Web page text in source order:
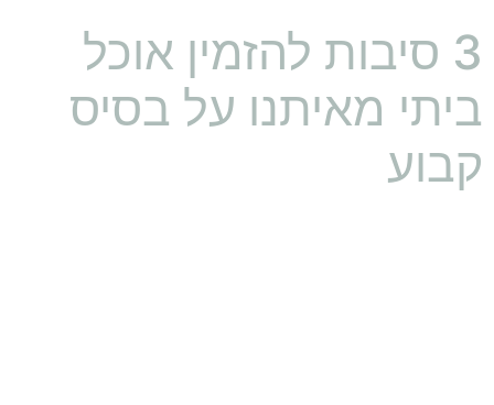
3 סיבות להזמין אוכל
ביתי מאיתנו על בסיס
קבוע